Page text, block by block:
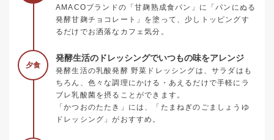
AMACOブランドの「甘麹熟成食パン」に「パンにぬる
発酵甘麹チョコレート」を塗って、少しトッピングす
るだけでお洒落なカフェ気分。
夕食
発酵生活のドレッシングでいつもの味をアレンジ
発酵生活の乳酸発酵 野菜ドレッシングは、サラダはも
ちろん、色々な調理にかける・あえるだけで手軽にラ
ブレ乳酸菌を摂ることができます。
「かつおのたたき」には、「たまねぎのごましょうゆ
ドレッシング」がおすすめ。